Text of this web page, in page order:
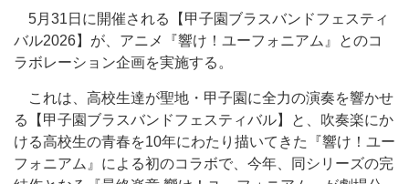
5月31日に開催される【甲子園ブラスバンドフェスティ
バル2026】が、アニメ『響け！ユーフォニアム』とのコ
ラボレーション企画を実施する。
これは、高校生達が聖地・甲子園に全力の演奏を響かせ
る【甲子園ブラスバンドフェスティバル】と、吹奏楽にか
ける高校生の青春を10年にわたり描いてきた『響け！ユー
フォニアム』による初のコラボで、今年、同シリーズの完